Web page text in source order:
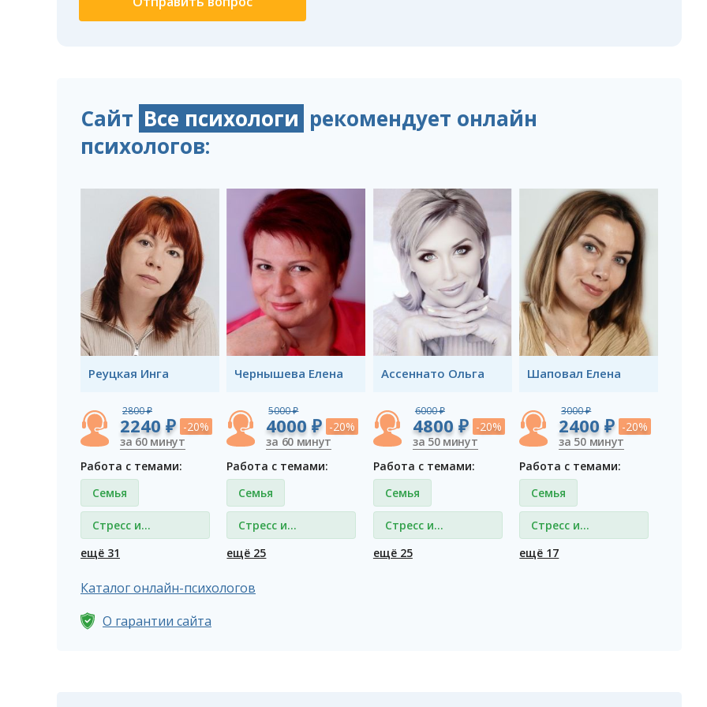
Сайт Все психологи рекомендует онлайн
психологов:
Реуцкая Инга
2800 ₽
2240 ₽ -20%
за 60 минут
Работа с темами:
Семья
Стресс и
депрессия
ещё 31
Чернышева Елена
5000 ₽
4000 ₽ -20%
за 60 минут
Работа с темами:
Семья
Стресс и
депрессия
ещё 25
Ассеннато Ольга
6000 ₽
4800 ₽ -20%
за 50 минут
Работа с темами:
Семья
Стресс и
депрессия
ещё 25
Шаповал Елена
3000 ₽
2400 ₽ -20%
за 50 минут
Работа с темами:
Семья
Стресс и
депрессия
ещё 17
Каталог онлайн-психологов
О гарантии сайта